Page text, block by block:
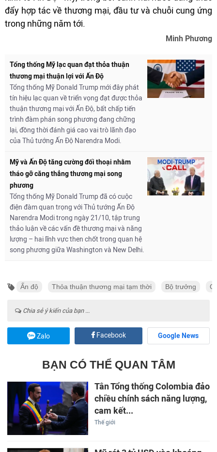
đẩy hợp tác về thương mại, đầu tư và chuỗi cung ứng
trong những năm tới.
Minh Phương
Tổng thống Mỹ lạc quan đạt thỏa thuận
thương mại thuận lợi với Ấn Độ
Tổng thống Mỹ Donald Trump mới đây phát
tín hiệu lạc quan về triển vọng đạt được thỏa
thuận thương mại với Ấn Độ, bất chấp tiến
trình đàm phán song phương đang chững
lại, đồng thời đánh giá cao vai trò lãnh đạo
của Thủ tướng Ấn Độ Narendra Modi.
Mỹ và Ấn Độ tăng cường đối thoại nhằm
tháo gỡ căng thẳng thương mại song
phương
Tổng thống Mỹ Donald Trump đã có cuộc
điện đàm quan trọng với Thủ tướng Ấn Độ
Narendra Modi trong ngày 21/10, tập trung
thảo luận về các vấn đề thương mại và năng
lượng – hai lĩnh vực then chốt trong quan hệ
song phương giữa Washington và New Delhi.
Ấn độ Thỏa thuận thương mại tạm thời Bộ trưởng
Chia sẻ ý kiến của bạn ...
Zalo Facebook Google News
BẠN CÓ THỂ QUAN TÂM
Tân Tổng thống Colombia đảo
chiều chính sách năng lượng,
cam kết...
Thế giới